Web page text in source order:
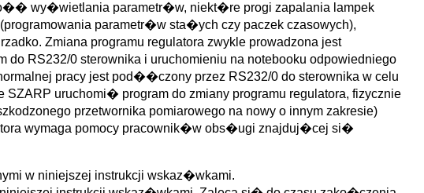
wy�wietlania parametr�w, niekt�re progi zapalania lampek
parametr�w sta�ych czy paczek czasowych),
Zmiana programu regulatora zwykle prowadzona jest
RS232/0 sterownika i uruchomieniu na notebooku odpowiedniego
pracy jest pod��czony przez RS232/0 do sterownika w celu
uruchomi� program do zmiany programu regulatora, fizycznie
przetwornika pomiarowego na nowy o innym zakresie)
wymaga pomocy pracownik�w obs�ugi znajduj�cej si�
w niniejszej instrukcji wskaz�wkami.